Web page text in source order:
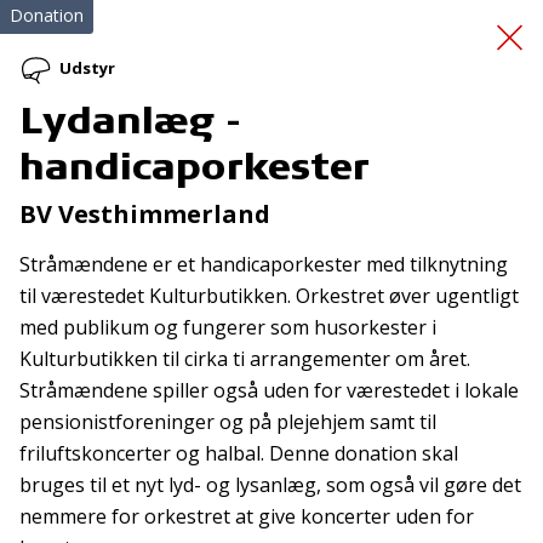
Påhængsmotor
Donation
Udstyr
Lydanlæg -
handicaporkester
BV Vesthimmerland
Stråmændene er et handicaporkester med tilknytning
til værestedet Kulturbutikken. Orkestret øver ugentligt
med publikum og fungerer som husorkester i
Kulturbutikken til cirka ti arrangementer om året.
Stråmændene spiller også uden for værestedet i lokale
pensionistforeninger og på plejehjem samt til
friluftskoncerter og halbal. Denne donation skal
bruges til et nyt lyd- og lysanlæg, som også vil gøre det
nemmere for orkestret at give koncerter uden for
Tilmeld nyhedsbrev
De seneste nyheder om TrygFondens og TryghedsGruppens
aktiviteter direkte i din indbakke.
Tilmeld